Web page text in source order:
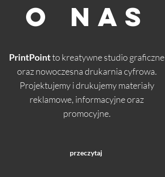
O NAS
PrintPointto kreatywne studio graficzne
oraz nowoczesna drukarnia cyfrowa.
Projektujemy i drukujemy materiały
reklamowe, informacyjne oraz
promocyjne.
przeczytaj